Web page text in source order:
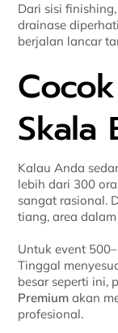
Dari sisi
drainase
berjalan lancar
Skala
Kalau Anda
lebih dari 300
sangat rasional.
tiang, area
Untuk event
Tinggal
besar seperti ini,
Premium akan
profesional.